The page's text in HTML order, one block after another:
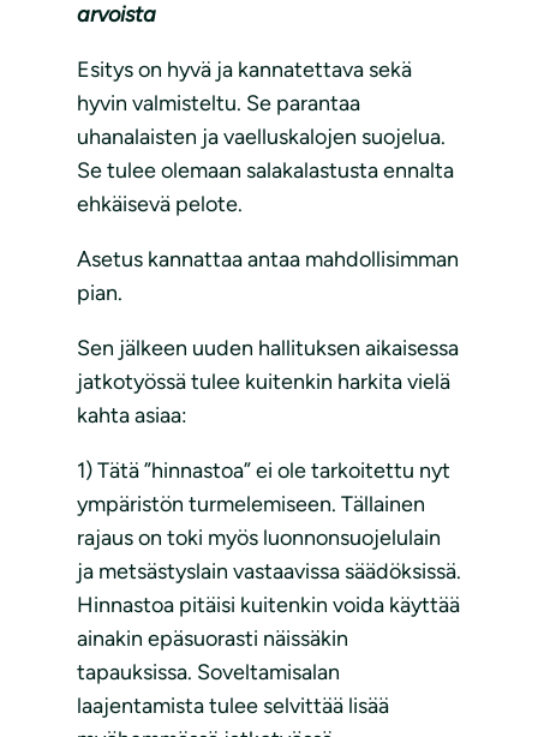
arvoista
Esitys on hyvä ja kannatettava sekä
hyvin valmisteltu. Se parantaa
uhanalaisten ja vaelluskalojen suojelua.
Se tulee olemaan salakalastusta ennalta
ehkäisevä pelote.
Asetus kannattaa antaa mahdollisimman
pian.
Sen jälkeen uuden hallituksen aikaisessa
jatkotyössä tulee kuitenkin harkita vielä
kahta asiaa:
1) Tätä ”hinnastoa” ei ole tarkoitettu nyt
ympäristön turmelemiseen. Tällainen
rajaus on toki myös luonnonsuojelulain
ja metsästyslain vastaavissa säädöksissä.
Hinnastoa pitäisi kuitenkin voida käyttää
ainakin epäsuorasti näissäkin
tapauksissa. Soveltamisalan
laajentamista tulee selvittää lisää